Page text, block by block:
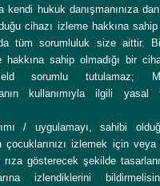
kendi hukuk danışmanınıza
cihazı izleme hakkına
tüm sorumluluk size aittir.
hakkına sahip olmadığı bir
sorumlu tutulamaz;
kullanımıyla ilgili
/ uygulamayı, sahibi
çocuklarınızı izlemek için veya
gösterecek şekilde
izlendiklerini